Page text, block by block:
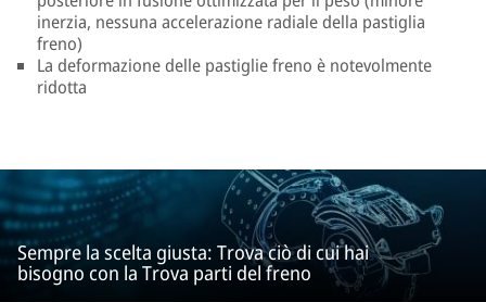
inerzia, nessuna accelerazione radiale della pastiglia
freno)
La deformazione delle pastiglie freno è notevolmente
ridotta
Sempre la scelta giusta: Trova ciò di cui hai
bisogno con la Trova parti del freno